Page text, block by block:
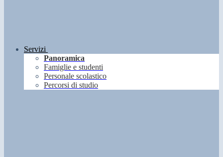
Servizi
Panoramica
Famiglie e studenti
Personale scolastico
Percorsi di studio